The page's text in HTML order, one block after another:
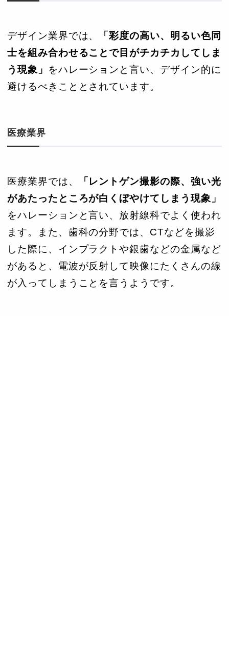
デザイン業界では、
「彩度の高い、明るい色同
士を組み合わせることで目がチカチカしてしま
う現象」
をハレーションと言い、デザイン的に
避けるべきこととされています。
医療業界
医療業界では、
「レントゲン撮影の際、強い光
があたったところが白くぼやけてしまう現象」
をハレーションと言い、放射線科でよく使われ
ます。また、歯科の分野では、CTなどを撮影
した際に、インプラクトや銀歯などの金属など
があると、電波が反射して映像にたくさんの線
が入ってしまうことを言うようです。